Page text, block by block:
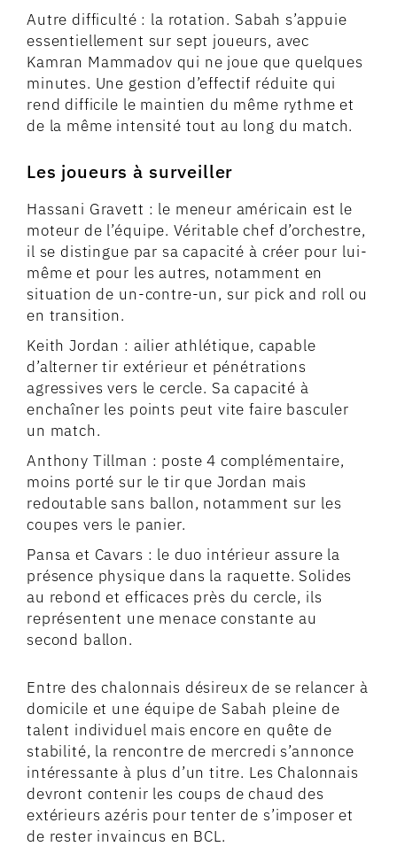
Autre difficulté : la rotation. Sabah s’appuie
essentiellement sur sept joueurs, avec
Kamran Mammadov qui ne joue que quelques
minutes. Une gestion d’effectif réduite qui
rend difficile le maintien du même rythme et
de la même intensité tout au long du match.
Les joueurs à surveiller
Hassani Gravett : le meneur américain est le
moteur de l’équipe. Véritable chef d’orchestre,
il se distingue par sa capacité à créer pour lui-
même et pour les autres, notamment en
situation de un-contre-un, sur pick and roll ou
en transition.
Keith Jordan : ailier athlétique, capable
d’alterner tir extérieur et pénétrations
agressives vers le cercle. Sa capacité à
enchaîner les points peut vite faire basculer
un match.
Anthony Tillman : poste 4 complémentaire,
moins porté sur le tir que Jordan mais
redoutable sans ballon, notamment sur les
coupes vers le panier.
Pansa et Cavars : le duo intérieur assure la
présence physique dans la raquette. Solides
au rebond et efficaces près du cercle, ils
représentent une menace constante au
second ballon.
Entre des chalonnais désireux de se relancer à
domicile et une équipe de Sabah pleine de
talent individuel mais encore en quête de
stabilité, la rencontre de mercredi s’annonce
intéressante à plus d’un titre. Les Chalonnais
devront contenir les coups de chaud des
extérieurs azéris pour tenter de s’imposer et
de rester invaincus en BCL.